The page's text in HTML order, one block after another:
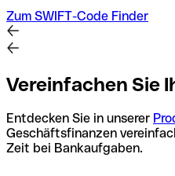
Zum SWIFT-Code Finder
Vereinfachen Sie
Entdecken Sie in unserer
Geschäftsfinanzen
Zeit bei Bankaufgaben.